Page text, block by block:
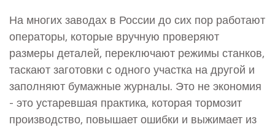
На многих заводах в России до сих пор работают
операторы, которые вручную проверяют
размеры деталей, переключают режимы станков,
таскают заготовки с одного участка на другой и
заполняют бумажные журналы. Это не экономия
- это устаревшая практика, которая тормозит
производство, повышает ошибки и выжимает из